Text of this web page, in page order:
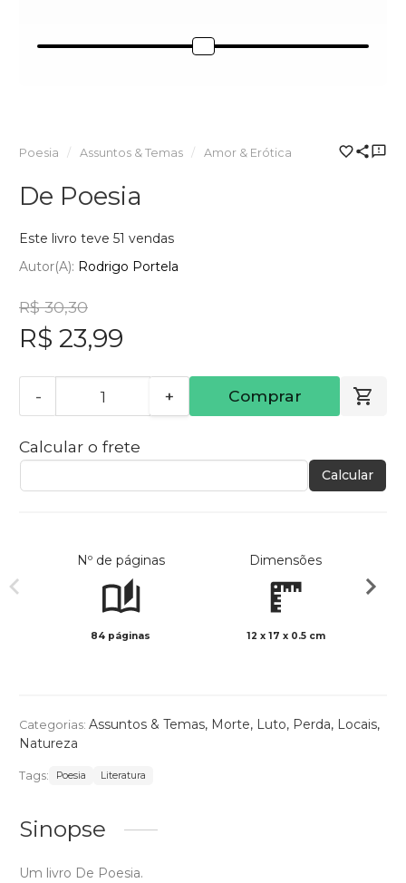
Poesia Assuntos & Temas Amor & Erótica
De Poesia
Este livro teve 51 vendas
Autor(a): Rodrigo Portela
R$ 30,30
R$ 23,99
- + Comprar
Calcular o frete
Calcular
Nº de páginas
84 páginas
Dimensões
12 x 17 x 0.5 cm
Categorias: Assuntos & Temas, Morte, Luto, Perda, Locais,
Natureza
Tags: Poesia Literatura
Sinopse
Um livro De Poesia.